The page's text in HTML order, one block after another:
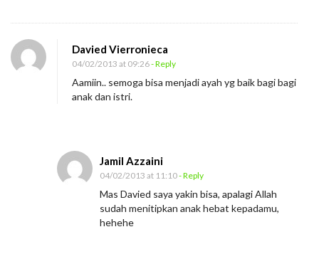
Davied Vierronieca
04/02/2013 at 09:26- Reply
Aamiin.. semoga bisa menjadi ayah yg baik bagi bagi
anak dan istri.
Jamil Azzaini
04/02/2013 at 11:10- Reply
Mas Davied saya yakin bisa, apalagi Allah
sudah menitipkan anak hebat kepadamu,
hehehe